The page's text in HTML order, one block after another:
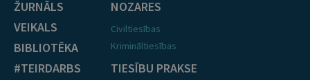
ŽURNĀLS
VEIKALS
BIBLIOTĒKA
#TEIRDARBS
NOZARES
Civiltiesības
Krimināltiesības
TIESĪBU PRAKSE